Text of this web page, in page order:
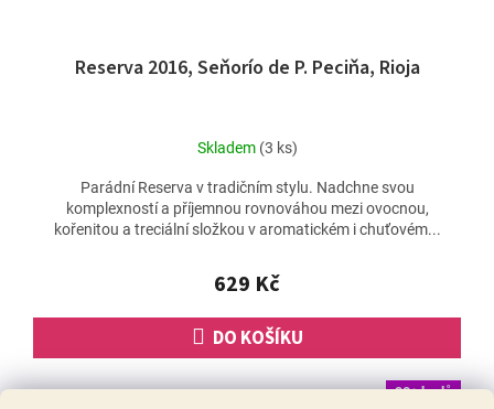
Reserva 2016, Seňorío de P. Peciňa, Rioja
Skladem (3 ks)
629 Kč
DO KOŠÍKU
Parádní Reserva v tradičním stylu. Nadchne svou
komplexností a příjemnou rovnováhou mezi ovocnou,
kořenitou a treciální složkou v aromatickém i chuťovém...
90+ bodů